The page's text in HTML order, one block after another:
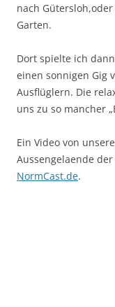
nach
Garten.
Dort spielte ich
einen sonnigen Gig
Ausflüglern. Die
uns zu so mancher
Ein Video von
Aussengelaende
NormCast.de.